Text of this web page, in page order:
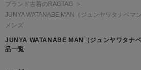
ブランド古着のRAGTAG
JUNYA WATANABE MAN
（ジュンヤワタナベマン
メンズ
JUNYA WATANABE MAN （ジュンヤワタナ
品一覧